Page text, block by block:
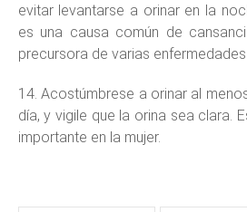
evitar levantarse a orinar en la
es una causa común de
precursora de varias enfermedades
14. Acostúmbrese a orinar al
día, y vigile que la orina sea clara.
importante en la mujer.